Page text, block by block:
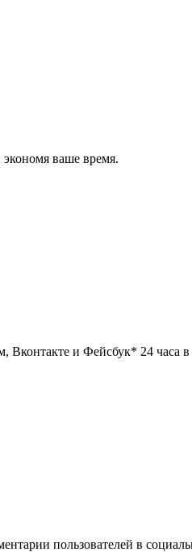
ваше время.
Вконтакте и Фейсбук* 24 часа в
пользователей в